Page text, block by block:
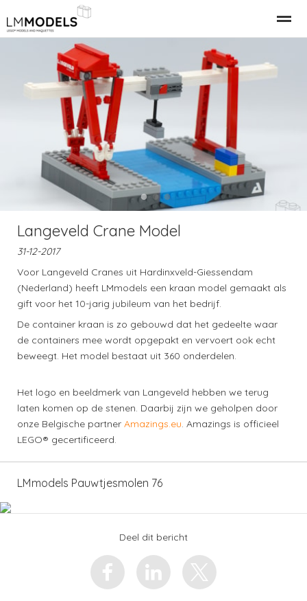
Relatiegeschenk Bedrijfspand LEGO Gebouwen
Nieuws E-mail
● ● ●
Langeveld Crane Model
31-12-2017
Voor Langeveld Cranes uit Hardinxveld-Giessendam
(Nederland) heeft LMmodels een kraan model gemaakt als
gift voor het 10-jarig jubileum van het bedrijf.
De container kraan is zo gebouwd dat het gedeelte waar
de containers mee wordt opgepakt en vervoert ook echt
beweegt. Het model bestaat uit 360 onderdelen.
Het logo en beeldmerk van Langeveld hebben we terug
laten komen op de stenen. Daarbij zijn we geholpen door
onze Belgische partner Amazings.eu. Amazings is officieel
LEGO® gecertificeerd.
LMmodels Pauwtjesmolen 76
Deel dit bericht